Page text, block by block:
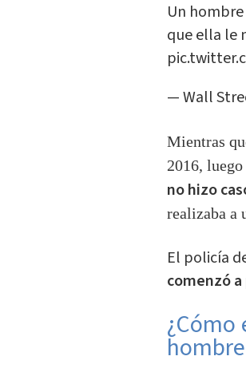
Un
que ella le
— Wall
Mientras
2016, luego
no hizo
realizaba a
El policía
comenzó